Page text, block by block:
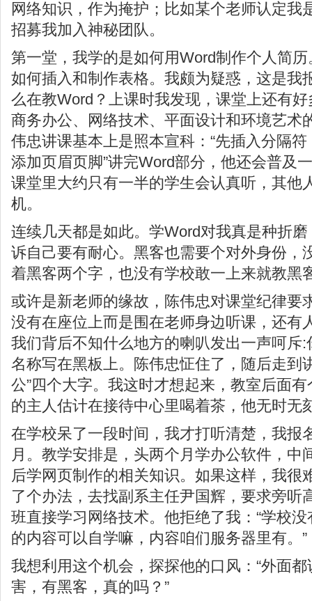
网络知识，作为掩护；比如某个老师认定我
招募我加入神秘团队。
第一堂，我学的是如何用Word制作个人简
如何插入和制作表格。我颇为疑惑，这是我
么在教Word？上课时我发现，课堂上还有
商务办公、网络技术、平面设计和环境艺术
伟忠讲课基本上是照本宣科：“先插入分隔
添加页眉页脚”讲完Word部分，他还会普及
课堂里大约只有一半的学生会认真听，其他
机。
连续几天都是如此。学Word对我真是种折
诉自己要有耐心。黑客也需要个对外身份，
着黑客两个字，也没有学校敢一上来就教黑
或许是新老师的缘故，陈伟忠对课堂纪律要
没有在座位上而是围在老师身边听课，还有
我们背后不知什么地方的喇叭发出一声呵斥
名称写在黑板上。陈伟忠怔住了，随后走到
公”四个大字。我这时才想起来，教室后面
的主人估计在接待中心里喝着茶，他无时无
在学校呆了一段时间，我才打听清楚，我报
月。教学安排是，头两个月学办公软件，中
后学网页制作的相关知识。如果这样，我很
了个办法，去找副系主任尹国辉，要求旁听
班直接学习网络技术。他拒绝了我：“学校
的内容可以自学嘛，内容咱们服务器里有。”
我想利用这个机会，探探他的口风：“外面
害，有黑客，真的吗？”